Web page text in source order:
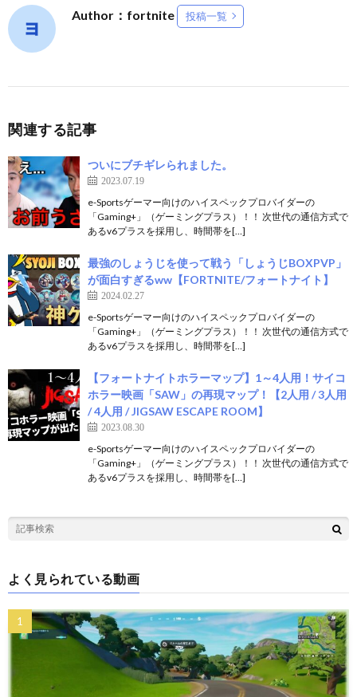
Author：fortnite 投稿一覧
関連する記事
ついにブチギレられました。
2023.07.19
e-Sportsゲーマー向けのハイスペックプロバイダーの
「Gaming+」（ゲーミングプラス）！！ 次世代の通信方式で
あるv6プラスを採用し、時間帯を[…]
最強のしょうじを使って戦う「しょうじBOXPVP」
が面白すぎるww【FORTNITE/フォートナイト】
2024.02.27
e-Sportsゲーマー向けのハイスペックプロバイダーの
「Gaming+」（ゲーミングプラス）！！ 次世代の通信方式で
あるv6プラスを採用し、時間帯を[…]
【フォートナイトホラーマップ】1～4人用！サイコ
ホラー映画「SAW」の再現マップ！【2人用 / 3人用
/ 4人用 / JIGSAW ESCAPE ROOM】
2023.08.30
e-Sportsゲーマー向けのハイスペックプロバイダーの
「Gaming+」（ゲーミングプラス）！！ 次世代の通信方式で
あるv6プラスを採用し、時間帯を[…]
よく見られている動画